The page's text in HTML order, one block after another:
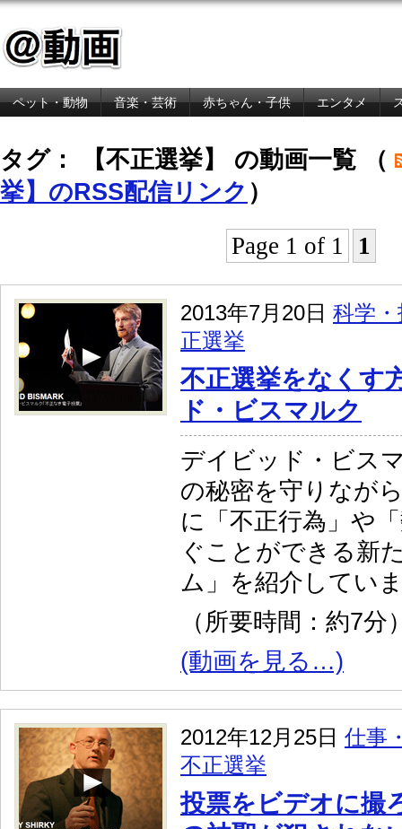
ペット・動物 音楽・芸術 赤ちゃん・子供 エンタメ
タグ： 【不正選挙】 の動画一覧 （
挙】のRSS配信リンク ）
Page 1 of 1
1
2013年7月20日 科学
正選挙
不正選挙をなくす
ド・ビスマルク
デイビッド・ビス
の秘密を守りなが
に「不正行為」や
ぐことができる新
ム」を紹介してい
（所要時間：約7分
(動画を見る…)
2012年12月25日 仕事
不正選挙
投票をビデオに撮